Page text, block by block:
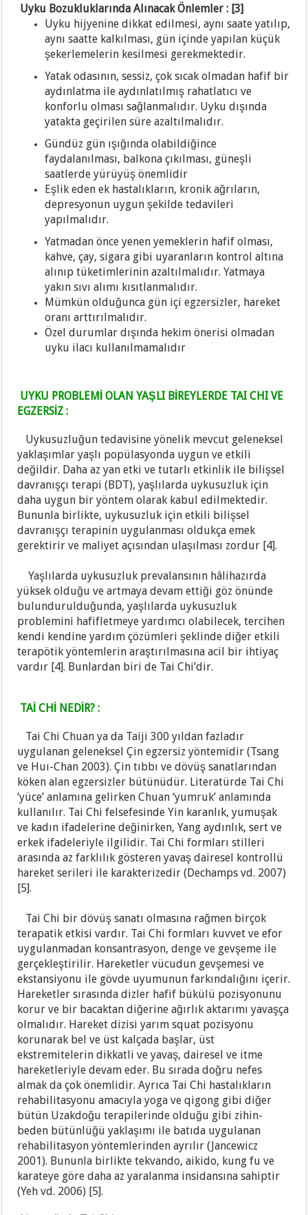
Uyku Bozukluklarında Alınacak Önlemler : [3]
Uyku hijyenine dikkat edilmesi, aynı saate yatılıp,
aynı saatte kalkılması, gün içinde yapılan küçük
şekerlemelerin kesilmesi gerekmektedir.
Yatak odasının, sessiz, çok sıcak olmadan hafif bir
aydınlatma ile aydınlatılmış rahatlatıcı ve
konforlu olması sağlanmalıdır. Uyku dışında
yatakta geçirilen süre azaltılmalıdır.
Gündüz gün ışığında olabildiğince
faydalanılması, balkona çıkılması, güneşli
saatlerde yürüyüş önemlidir
Eşlik eden ek hastalıkların, kronik ağrıların,
depresyonun uygun şekilde tedavileri
yapılmalıdır.
Yatmadan önce yenen yemeklerin hafif olması,
kahve, çay, sigara gibi uyaranların kontrol altına
alınıp tüketimlerinin azaltılmalıdır. Yatmaya
yakın sıvı alımı kısıtlanmalıdır.
Mümkün olduğunca gün içi egzersizler, hareket
oranı arttırılmalıdır.
Özel durumlar dışında hekim önerisi olmadan
uyku ilacı kullanılmamalıdır
UYKU PROBLEMİ OLAN YAŞLI BİREYLERDE TAI CHI VE
EGZERSİZ :
Uykusuzluğun tedavisine yönelik mevcut geleneksel
yaklaşımlar yaşlı popülasyonda uygun ve etkili
değildir. Daha az yan etki ve tutarlı etkinlik ile bilişsel
davranışçı terapi (BDT), yaşlılarda uykusuzluk için
daha uygun bir yöntem olarak kabul edilmektedir.
Bununla birlikte, uykusuzluk için etkili bilişsel
davranışçı terapinin uygulanması oldukça emek
gerektirir ve maliyet açısından ulaşılması zordur [4].
Yaşlılarda uykusuzluk prevalansının hâlihazırda
yüksek olduğu ve artmaya devam ettiği göz önünde
bulundurulduğunda, yaşlılarda uykusuzluk
problemini hafifletmeye yardımcı olabilecek, tercihen
kendi kendine yardım çözümleri şeklinde diğer etkili
terapötik yöntemlerin araştırılmasına acil bir ihtiyaç
vardır [4]. Bunlardan biri de Tai Chi’dir.
TAİ CHİ NEDİR? :
Tai Chi Chuan ya da Taiji 300 yıldan fazladır
uygulanan geleneksel Çin egzersiz yöntemidir (Tsang
ve Huı-Chan 2003). Çin tıbbı ve dövüş sanatlarından
köken alan egzersizler bütünüdür. Literatürde Tai Chi
‘yüce’ anlamına gelirken Chuan ‘yumruk’ anlamında
kullanılır. Tai Chi felsefesinde Yin karanlık, yumuşak
ve kadın ifadelerine değinirken, Yang aydınlık, sert ve
erkek ifadeleriyle ilgilidir. Tai Chi formları stilleri
arasında az farklılık gösteren yavaş dairesel kontrollü
hareket serileri ile karakterizedir (Dechamps vd. 2007)
[5].
Tai Chi bir dövüş sanatı olmasına rağmen birçok
terapatik etkisi vardır. Tai Chi formları kuvvet ve efor
uygulanmadan konsantrasyon, denge ve gevşeme ile
gerçekleştirilir. Hareketler vücudun gevşemesi ve
ekstansiyonu ile gövde uyumunun farkındalığını içerir.
Hareketler sırasında dizler hafif bükülü pozisyonunu
korur ve bir bacaktan diğerine ağırlık aktarımı yavaşça
olmalıdır. Hareket dizisi yarım squat pozisyonu
korunarak bel ve üst kalçada başlar, üst
ekstremitelerin dikkatli ve yavaş, dairesel ve itme
hareketleriyle devam eder. Bu sırada doğru nefes
almak da çok önemlidir. Ayrıca Tai Chi hastalıkların
rehabilitasyonu amacıyla yoga ve qigong gibi diğer
bütün Uzakdoğu terapilerinde olduğu gibi zihin-
beden bütünlüğü yaklaşımı ile batıda uygulanan
rehabilitasyon yöntemlerinden ayrılır (Jancewicz
2001). Bununla birlikte tekvando, aikido, kung fu ve
karateye göre daha az yaralanma insidansına sahiptir
(Yeh vd. 2006) [5].